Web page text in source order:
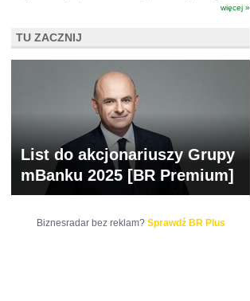
więcej »
TU ZACZNIJ
List do akcjonariuszy Grupy
mBanku 2025 [BR Premium]
Biznesradar bez reklam? Sprawdź BR Plus